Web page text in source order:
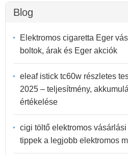
Blog
Elektromos cigaretta Eger
boltok, árak és Eger akciók
eleaf istick tc60w részletes
2025 – teljesítmény,
értékelése
cigi töltő elektromos
tippek a legjobb elektromos